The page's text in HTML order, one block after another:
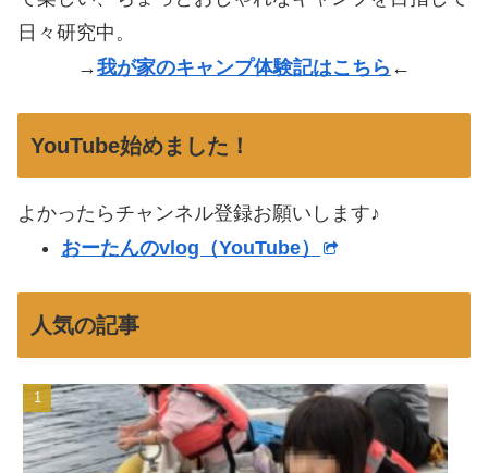
日々研究中。
→我が家のキャンプ体験記はこちら ←
YouTube始めました！
よかったらチャンネル登録お願いします♪
おーたんのvlog（YouTube）
人気の記事